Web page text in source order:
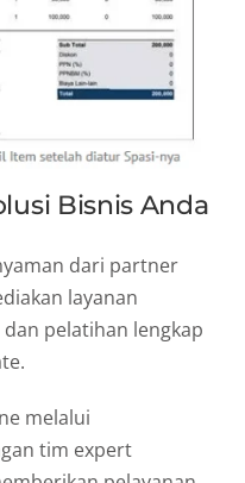
Bisnis Anda
dari partner
layanan
pelatihan lengkap
melalui
tim expert